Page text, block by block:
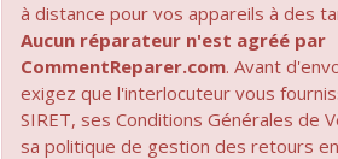
à distance pour vos appareils à des
Aucun réparateur n'est agréé par
CommentReparer.com. Avant
exigez que l'interlocuteur vous
SIRET, ses Conditions Générales de
sa politique de gestion des retours